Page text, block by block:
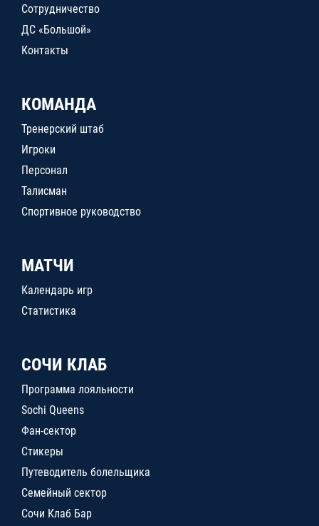
Сотрудничество
ДС «Большой»
Контакты
КОМАНДА
Тренерский штаб
Игроки
Персонал
Талисман
Спортивное руководство
МАТЧИ
Календарь игр
Статистика
СОЧИ КЛАБ
Программа лояльности
Sochi Queens
Фан-сектор
Стикеры
Путеводитель болельщика
Семейный сектор
Сочи Клаб Бар